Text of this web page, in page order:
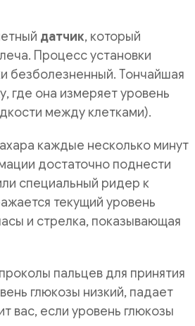
датчик, который
Процесс установки
безболезненный. Тончайшая
где она измеряет уровень
между клетками).
каждые несколько минут
достаточно поднести
специальный ридер к
текущий уровень
и стрелка, показывающая
пальцев для принятия
глюкозы низкий, падает
вас, если уровень глюкозы